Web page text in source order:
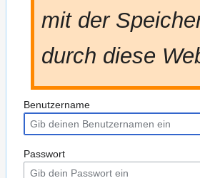
mit der
durch diese
Benutzername
Passwort